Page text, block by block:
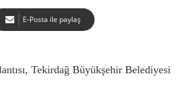
E-Posta ile paylaş
Tekirdağ Büyükşehir Belediyesi